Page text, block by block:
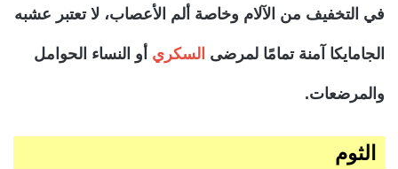
في التخفيف من الآلام وخاصة ألم الأعصاب، لا تعتبر عشبه
الجامايكا آمنة تمامًا لمرضى السكري أو النساء الحوامل
والمرضعات.
الثوم